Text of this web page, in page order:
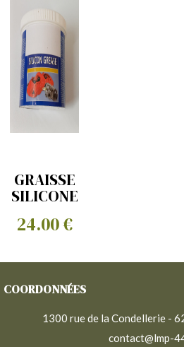
GRAISSE
SILICONE
24.00 €
COORDONNÉES
1300 rue de la Condellerie -
contact@lmp-